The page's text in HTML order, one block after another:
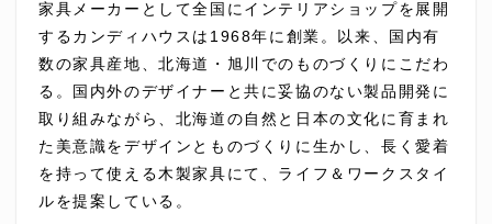
家具メーカーとして全国にインテリアショップを展開
するカンディハウスは1968年に創業。以来、国内有
数の家具産地、北海道・旭川でのものづくりにこだわ
る。国内外のデザイナーと共に妥協のない製品開発に
取り組みながら、北海道の自然と日本の文化に育まれ
た美意識をデザインとものづくりに生かし、長く愛着
を持って使える木製家具にて、ライフ＆ワークスタイ
ルを提案している。